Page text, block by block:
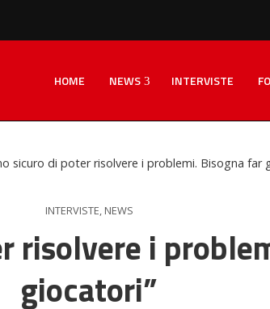
HOME NEWS INTERVISTE
sicuro di poter risolvere i problemi. Bisogna far
INTERVISTE, NEWS
risolvere i
giocatori”